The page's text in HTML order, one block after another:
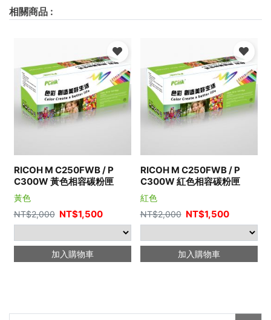
相關商品 :
RICOH M C250FWB / P
C300W 黃色相容碳粉匣
黃色
NT$2,000 NT$1,500
加入購物車
RICOH M C250FWB / P
C300W 紅色相容碳粉匣
紅色
NT$2,000 NT$1,500
加入購物車